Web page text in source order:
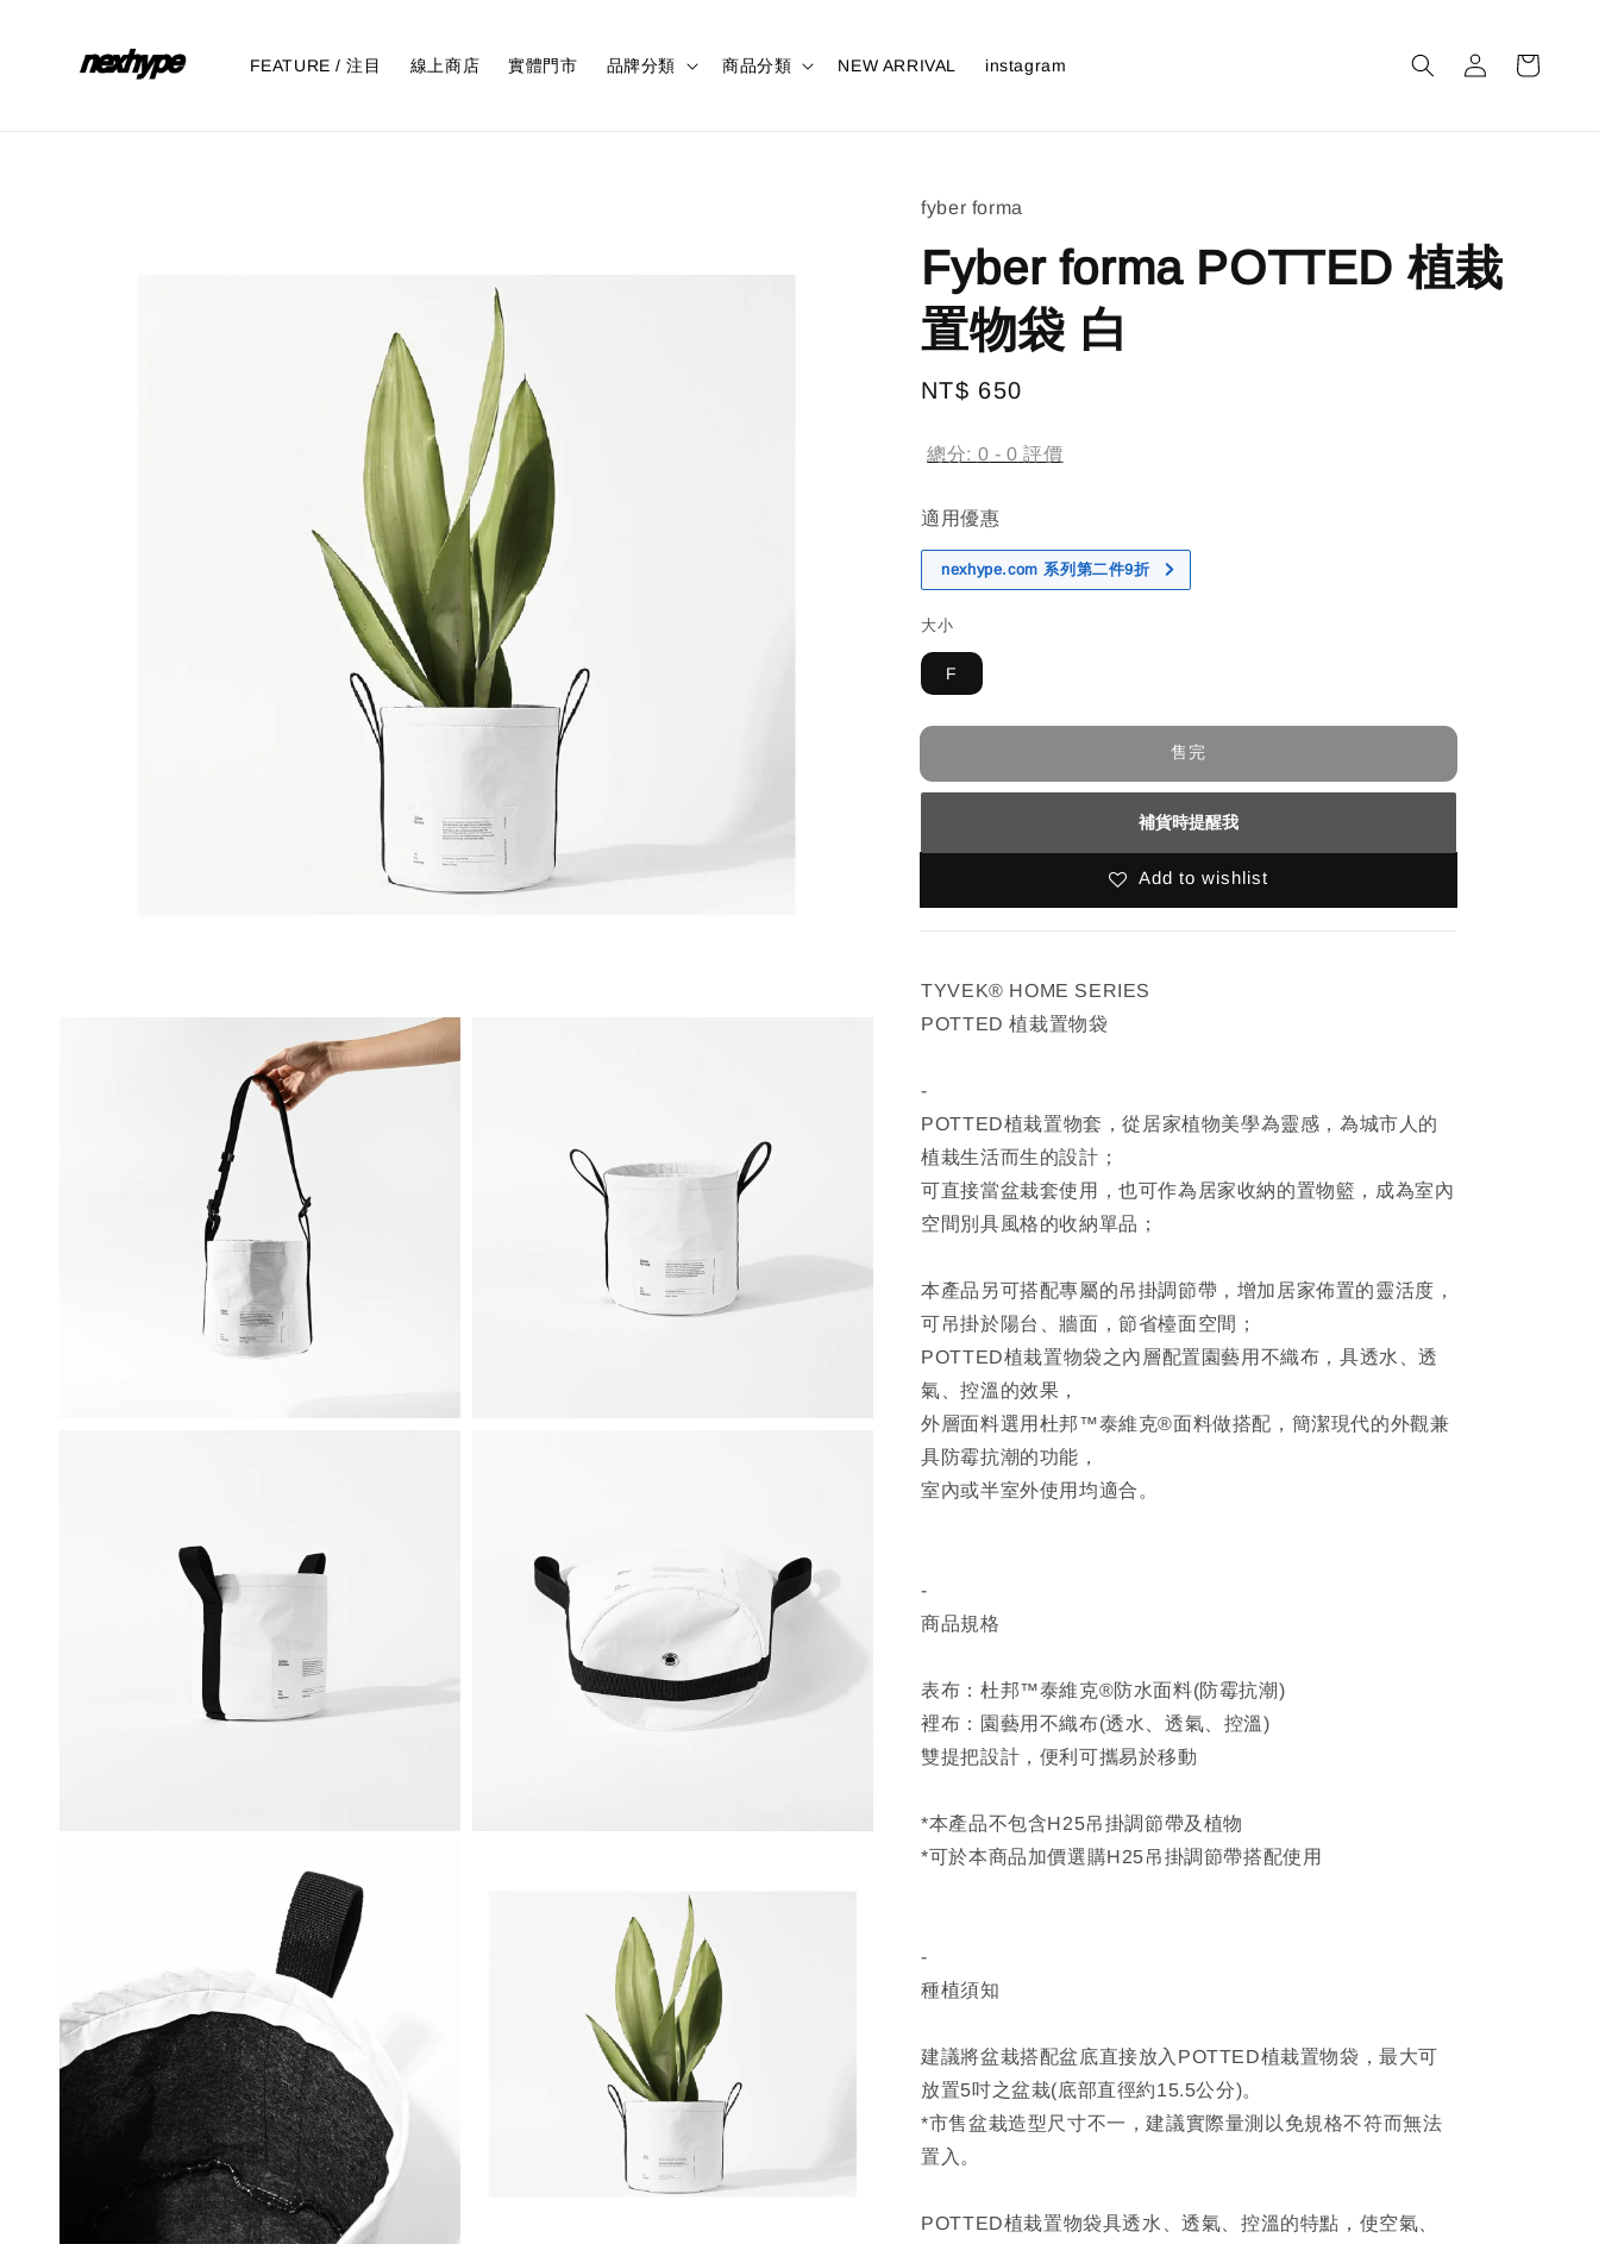
FEATURE / 注目 線上商店 實體門市 品牌分類 商品分類 NEW ARRIVAL instagram
fyber forma
Fyber forma POTTED 植栽
置物袋 白
Regular
NT$ 650
總分: 0 -0 評價
適用優惠
nexhype.com 系列第二件9折
大小
F
售完
補貨時提醒我
Add to wishlist
TYVEK® HOME SERIES
POTTED 植栽置物袋
-
POTTED植栽置物套，從居家植物美學為靈感，為城市人的
植栽生活而生的設計；
可直接當盆栽套使用，也可作為居家收納的置物籃，成為室內
空間別具風格的收納單品；
本產品另可搭配專屬的吊掛調節帶，增加居家佈置的靈活度，
可吊掛於陽台、牆面，節省檯面空間；
POTTED植栽置物袋之內層配置園藝用不織布，具透水、透
氣、控溫的效果，
外層面料選用杜邦™泰維克®面料做搭配，簡潔現代的外觀兼
具防霉抗潮的功能，
室內或半室外使用均適合。
-
商品規格
表布：杜邦™泰維克®防水面料(防霉抗潮)
裡布：園藝用不織布(透水、透氣、控溫)
雙提把設計，便利可攜易於移動
*本產品不包含H25吊掛調節帶及植物
*可於本商品加價選購H25吊掛調節帶搭配使用
-
種植須知
建議將盆栽搭配盆底直接放入POTTED植栽置物袋，最大可
放置5吋之盆栽(底部直徑約15.5公分)。
*市售盆栽造型尺寸不一，建議實際量測以免規格不符而無法
置入。
POTTED植栽置物袋具透水、透氣、控溫的特點，使空氣、